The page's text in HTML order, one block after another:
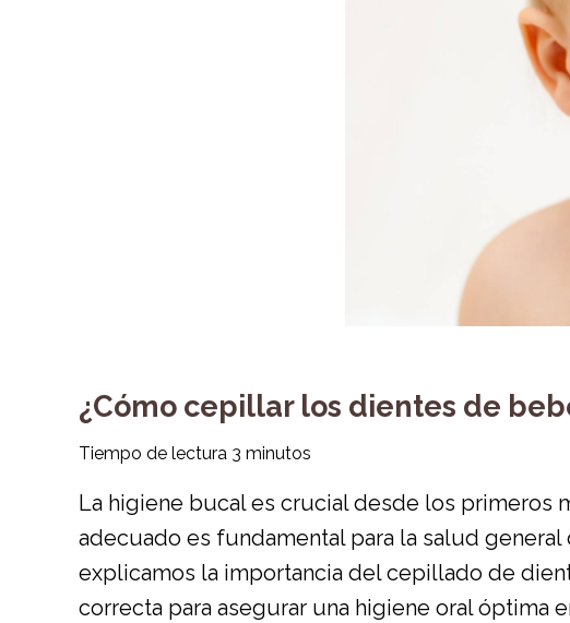
¿Cómo cepillar los dientes de
Tiempo de lectura 3 minutos
La higiene bucal es crucial desde los primeros
adecuado es fundamental para la salud
explicamos la importancia del cepillado de
correcta para asegurar una higiene oral óptima